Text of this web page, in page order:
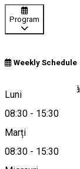
Program
Weekly Schedule
Luni
08:30 - 15:30
Marți
08:30 - 15:30
Strada Tiberiu
Hartă